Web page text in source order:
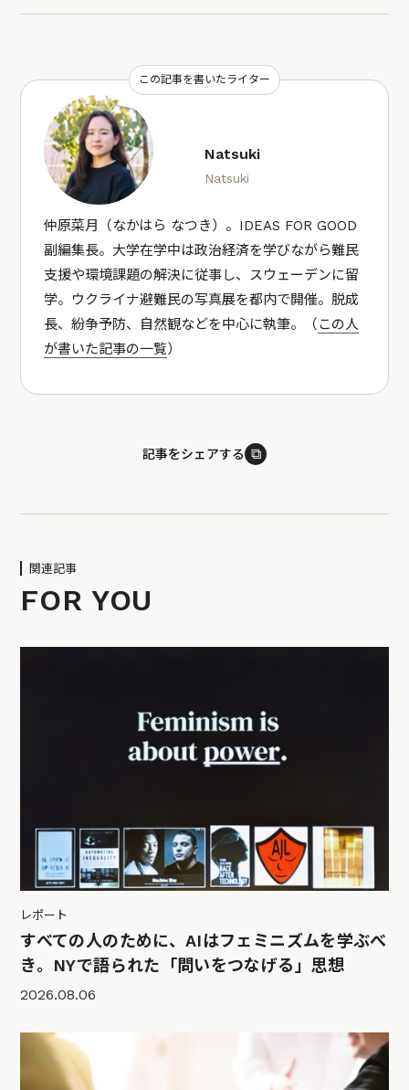
この記事を書いたライター
Natsuki
Natsuki
仲原菜月（なかはら なつき）。IDEAS FOR GOOD
副編集長。大学在学中は政治経済を学びながら難民
支援や環境課題の解決に従事し、スウェーデンに留
学。ウクライナ避難民の写真展を都内で開催。脱成
長、紛争予防、自然観などを中心に執筆。（この人
が書いた記事の一覧）
記事をシェアする ⧉
関連記事
FOR YOU
レポート
すべての人のために、AIはフェミニズムを学ぶべ
き。NYで語られた「問いをつなげる」思想
2026.08.06